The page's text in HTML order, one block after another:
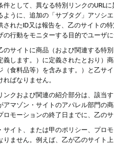
として、異なる特別リンクのURL
ように、追加の「サブタグ」アソシ
されたID又は報告を、乙のサイトの
の行動をモニターする目的でユーザ
サイトに商品（および関連する特
義します。）に定義されたとおり
食料品等）を含みます。）と乙サ
ばなりません。
クおよび関連の紹介部分は、該当
アマゾン・サイトのアパレル部門の
ロモーションの終了日までに、乙の
イト、または甲のポリシー、プロ
ません。例えば、乙が乙のサイト